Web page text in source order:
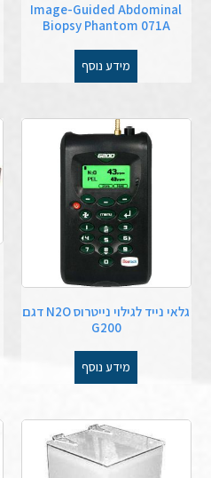
Image-Guided Abdominal
Biopsy Phantom 071A
מידע נוסף
גלאי נייד לגילוי נייטרוס N2O דגם
G200
מידע נוסף